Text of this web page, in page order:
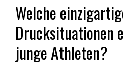
Play und Integrität und
Schummeln als
persönliche Entwicklung
Diese Kulturen setzen
Standards durch und